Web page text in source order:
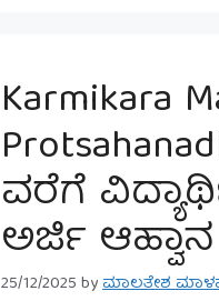
Karmikara
ವರೆಗೆ
ಅರ್ಜಿ ಆಹ್ವಾನ
25/12/2025byಮಾಲತೇಶ